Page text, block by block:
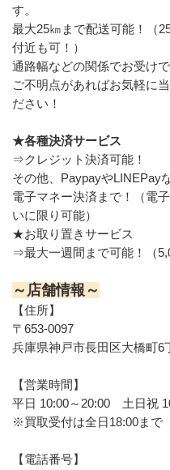
す。
最大25㎞まで配送可能！（
付近も可！）
通路幅などの関係でお受け
ご不明点があればお気軽に
ださい！
★各種決済サービス
⇒クレジット決済可能！
その他、PaypayやLINEPay
電子マネー決済まで！（電
いに限り可能）
★お取り置きサービス
⇒最大一週間まで可能！（
～店舗情報～
【住所】
〒653-0097
兵庫県神戸市長田区大橋町6
【営業時間】
平日 10:00～20:00　土日祝
※買取受付は全日18:00まで
【電話番号】